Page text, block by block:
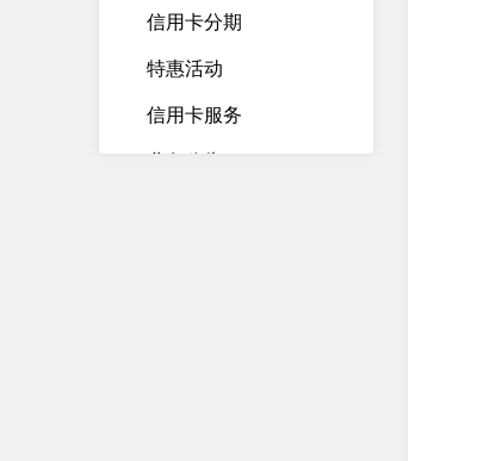
信用卡分期
特惠活动
信用卡服务